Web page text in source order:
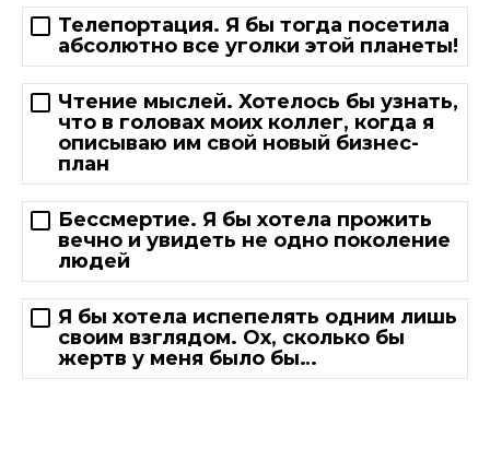
Телепортация. Я бы тогда посетила
абсолютно все уголки этой планеты!
Чтение мыслей. Хотелось бы узнать,
что в головах моих коллег, когда я
описываю им свой новый бизнес-
план
Бессмертие. Я бы хотела прожить
вечно и увидеть не одно поколение
людей
Я бы хотела испепелять одним лишь
своим взглядом. Ох, сколько бы
жертв у меня было бы…